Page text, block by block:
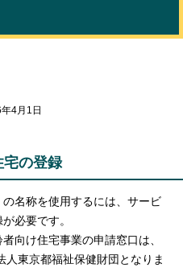
4月1日
宅の登録
の名称を使用するには、サービ
必要です。
向け住宅事業の申請窓口は、
東京都福祉保健財団となりま